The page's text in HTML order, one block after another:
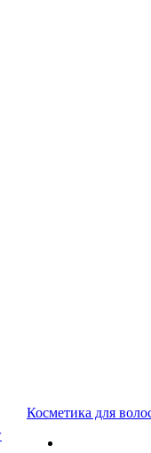
Косметика для